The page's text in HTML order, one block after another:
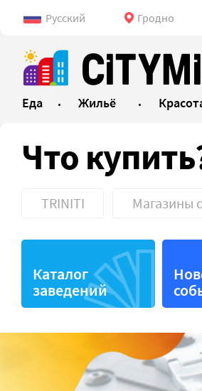
Русский Гродно
Еда Жильё
Что
TRINITI
ЦУМ
ТЦ «Корона» (проспект
Космонавтов, 81)
ТЦ «Палац»
TRINITI Магазины
Каталог
заведений